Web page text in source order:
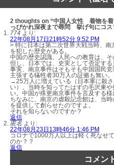
2 thoughts on “中国人女性 着物を着
っぴかれ深夜まで尋問 挙げ句にコス
774 より:
22年08月17日21時52分 9:52 PM
> 特に日本は第二次世界大戦当時、
を犯した歴史がある。
中国の歴史認識、人民への教育は、そ
但し、日本では、史実として否定する
事実、南京事件はそもそも中国国民
主張する犠牲者30万人の証拠も無い
→25万人に増えている（日本軍に殺
い）。当時を知ってたはずの毛沢東
い。中国が殊更南京事件を言及する
ちなみに、南京の虐殺記念館は、当
を提供して創らせたのですよ。
それを知らないのですか？
返信
匿名 より:
22年08月23日13時46分 1:46 PM
コロナで1000万人以上は軽く死なせ
のか？？
返信
コメン